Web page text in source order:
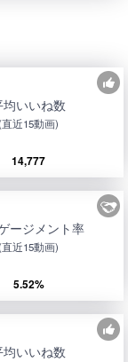
均いいね数
近15動画)
14,777
ージメント率
近15動画)
5.52%
均いいね数